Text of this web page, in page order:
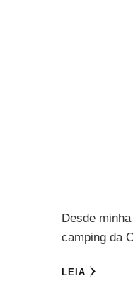
Desde
camping da
LEIA